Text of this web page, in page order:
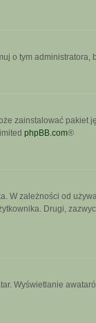
o tym administratora,
zainstalować pakiet
phpBB.com®
W zależności od
Drugi,
Wyświetlanie